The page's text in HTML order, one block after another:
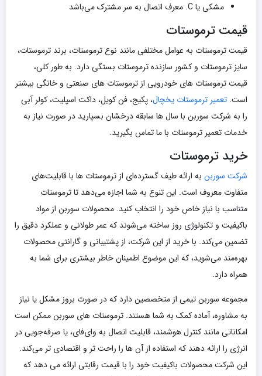
مشکی یا C. معرف اتصال به سر مشترک می‌باشد
قیمت ترموستات
قیمت ترموستات به عوامل مختلفی مانند نوع ترموستات، برند ترموستات،
سایز ترموستات و کشور سازنده ترموستات بستگی دارد. به طور کلی،
قیمت ترموستات‌ های خودرویی از ترموستات‌ های صنعتی و خانگی بیشتر
است. تعمیر ترموستات یخچال، پکیج، فن کویل، داکت اسپلیت، کولر آبی
را به شرکت سوربن با سال ها سابقه درخشان بسپارید در صورت نیاز به
خدمات تعمیر ترموستات با ما تماس بگیرید.
خرید ترموستات
شرکت سوربن به ارائه طیف گسترده‌ای از ترموستات‌ ها با قابلیت‌های
متفاوت معروف است. این تنوع به شما اجازه می‌دهد تا ترموستات
متناسب با نیاز خاص خود را انتخاب کنید. محصولات سوربن از مواد
باکیفیت و تکنولوژی روز ساخته می‌شوند که عمر طولانی و عملکرد دقیق را
تضمین می‌کند. با خرید از این شرکت، از پشتیبانی و گارانتی محصولات
بهره‌مند می‌شوید، که این موضوع اطمینان خاطر بیشتری برای شما به
همراه دارد.
مجموعه سوربن تیمی از متخصصین دارد که در صورت بروز مشکل یا نیاز
به مشاوره، آماده کمک به شما هستند. ترموستات‌ های سوربن ممکن است
امکاناتی مانند کنترل هوشمند، قابلیت اتصال به وای‌فای، یا صرفه‌جویی در
انرژی را ارائه دهند که استفاده از آن‌ ها را راحت‌ تر و اقتصادی‌ تر می‌کند.
این شرکت محصولات باکیفیت خود را با قیمت رقابتی ارائه می‌ دهد که